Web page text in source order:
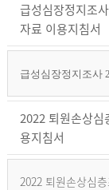
급성심장정지조
자료 이용지침서
급성심장정지조사
2022 퇴원손상심
용지침서
2022 퇴원손상심